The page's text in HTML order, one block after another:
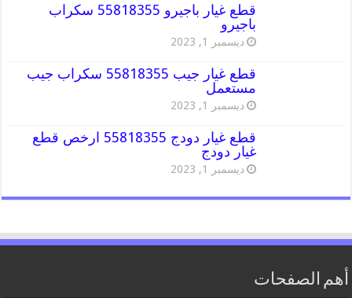
قطع غيار باجيرو 55818355 سكراب
باجيرو
ديسمبر 1, 2023
قطع غيار جيب 55818355 سكراب جيب
مستعمل
ديسمبر 1, 2023
قطع غيار دودج 55818355 ارخص قطع
غيار دودج
ديسمبر 1, 2023
أهم الصفحات